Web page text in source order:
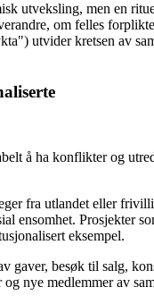
utveksling, men en
om felles
utvider kretsen av
å ha konflikter og
fra utlandet eller
ensomhet. Prosjekter
eksempel.
gaver, besøk til salg,
nye medlemmer av